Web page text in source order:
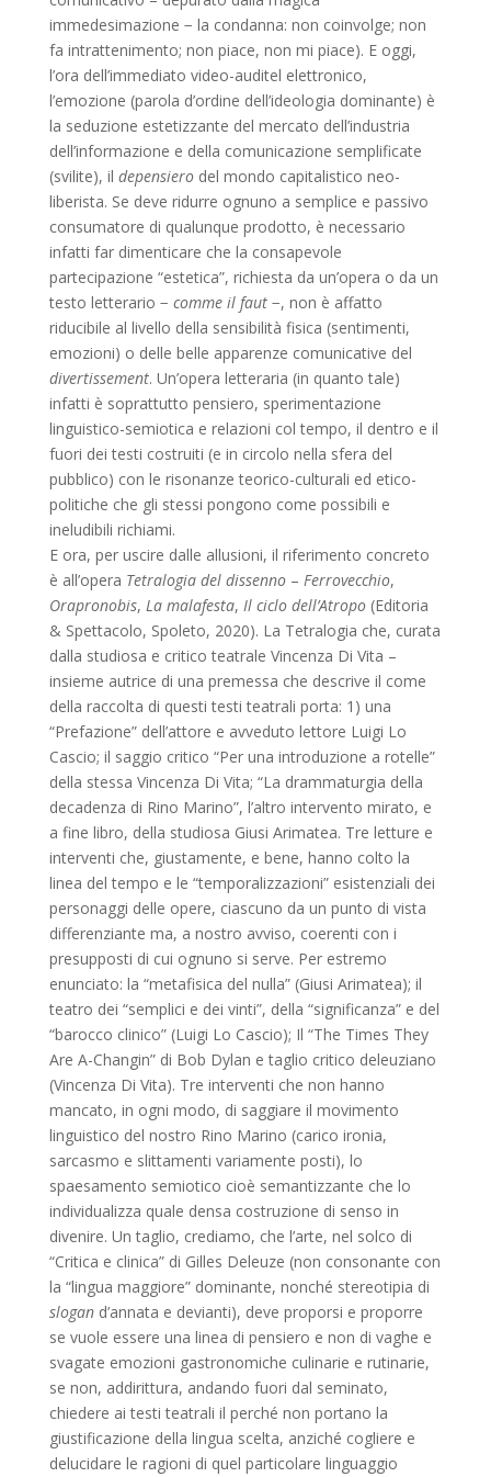
immedesimazione − la condanna: non coinvolge; non
fa intrattenimento; non piace, non mi piace). E oggi,
l’ora dell’immediato video-auditel elettronico,
l’emozione (parola d’ordine dell’ideologia dominante) è
la seduzione estetizzante del mercato dell’industria
dell’informazione e della comunicazione semplificate
(svilite), il depensierodel mondo capitalistico neo-
liberista. Se deve ridurre ognuno a semplice e passivo
consumatore di qualunque prodotto, è necessario
infatti far dimenticare che la consapevole
partecipazione “estetica”, richiesta da un’opera o da un
testo letterario − comme il faut−, non è affatto
riducibile al livello della sensibilità fisica (sentimenti,
emozioni) o delle belle apparenze comunicative del
divertissement. Un’opera letteraria (in quanto tale)
infatti è soprattutto pensiero, sperimentazione
linguistico-semiotica e relazioni col tempo, il dentro e il
fuori dei testi costruiti (e in circolo nella sfera del
pubblico) con le risonanze teorico-culturali ed etico-
politiche che gli stessi pongono come possibili e
ineludibili richiami.
E ora, per uscire dalle allusioni, il riferimento concreto
è all’opera Tetralogia del dissenno– Ferrovecchio,
Orapronobis, La malafesta, Il ciclo dell’Atropo(Editoria
& Spettacolo, Spoleto, 2020). La Tetralogia che, curata
dalla studiosa e critico teatrale Vincenza Di Vita –
insieme autrice di una premessa che descrive il come
della raccolta di questi testi teatrali porta: 1) una
“Prefazione” dell’attore e avveduto lettore Luigi Lo
Cascio; il saggio critico “Per una introduzione a rotelle”
della stessa Vincenza Di Vita; “La drammaturgia della
decadenza di Rino Marino”, l’altro intervento mirato, e
a fine libro, della studiosa Giusi Arimatea. Tre letture e
interventi che, giustamente, e bene, hanno colto la
linea del tempo e le “temporalizzazioni” esistenziali dei
personaggi delle opere, ciascuno da un punto di vista
differenziante ma, a nostro avviso, coerenti con i
presupposti di cui ognuno si serve. Per estremo
enunciato: la “metafisica del nulla” (Giusi Arimatea); il
teatro dei “semplici e dei vinti”, della “significanza” e del
“barocco clinico” (Luigi Lo Cascio); Il “The Times They
Are A-Changin” di Bob Dylan e taglio critico deleuziano
(Vincenza Di Vita). Tre interventi che non hanno
mancato, in ogni modo, di saggiare il movimento
linguistico del nostro Rino Marino (carico ironia,
sarcasmo e slittamenti variamente posti), lo
spaesamento semiotico cioè semantizzante che lo
individualizza quale densa costruzione di senso in
divenire. Un taglio, crediamo, che l’arte, nel solco di
“Critica e clinica” di Gilles Deleuze (non consonante con
la “lingua maggiore” dominante, nonché stereotipia di
slogan d’annata e devianti), deve proporsi e proporre
se vuole essere una linea di pensiero e non di vaghe e
svagate emozioni gastronomiche culinarie e rutinarie,
se non, addirittura, andando fuori dal seminato,
chiedere ai testi teatrali il perché non portano la
giustificazione della lingua scelta, anziché cogliere e
delucidare le ragioni di quel particolare linguaggio